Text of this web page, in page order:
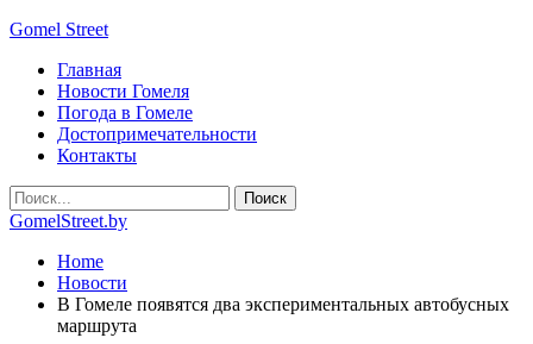
Gomel Street
Главная
Новости Гомеля
Погода в Гомеле
Достопримечательности
Контакты
GomelStreet.by
Home
Новости
В Гомеле появятся два экспериментальных автобусных
маршрута